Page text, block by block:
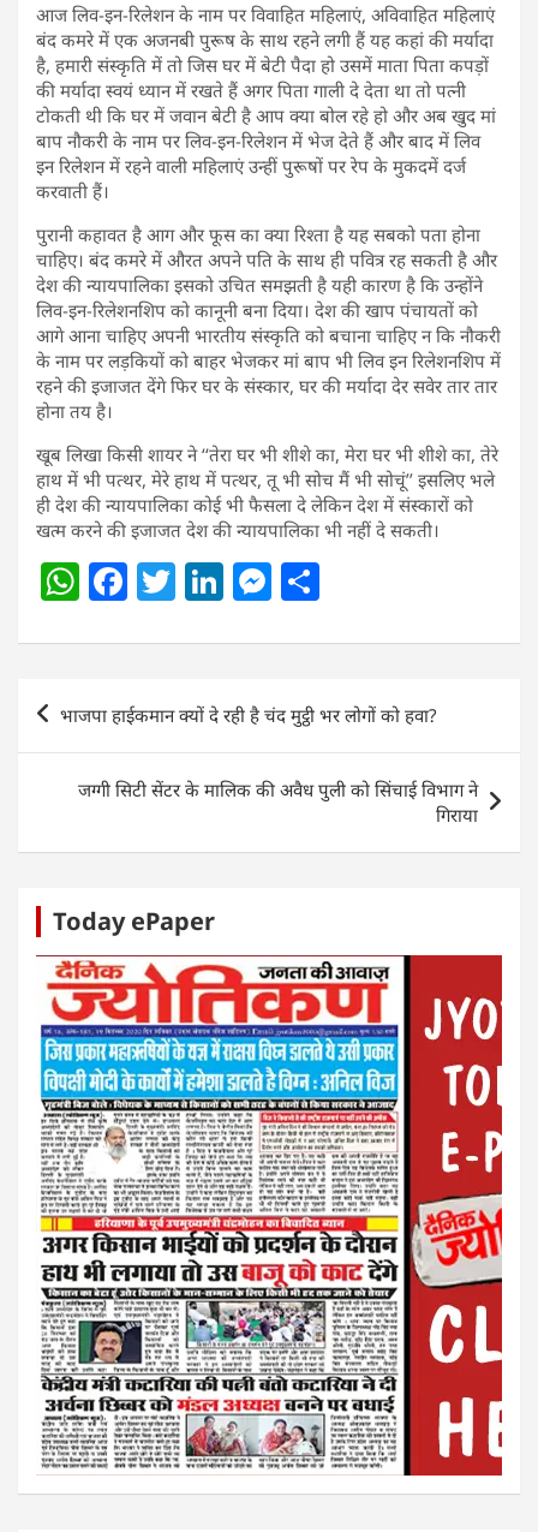
आज लिव-इन-रिलेशन के नाम पर विवाहित महिलाएं, अविवाहित महिलाएं
बंद कमरे में एक अजनबी पुरूष के साथ रहने लगी हैं यह कहां की मर्यादा
है, हमारी संस्कृति में तो जिस घर में बेटी पैदा हो उसमें माता पिता कपड़ों
की मर्यादा स्वयं ध्यान में रखते हैं अगर पिता गाली दे देता था तो पत्नी
टोकती थी कि घर में जवान बेटी है आप क्या बोल रहे हो और अब खुद मां
बाप नौकरी के नाम पर लिव-इन-रिलेशन में भेज देते हैं और बाद में लिव
इन रिलेशन में रहने वाली महिलाएं उन्हीं पुरूषों पर रेप के मुकदमें दर्ज
करवाती हैं।
पुरानी कहावत है आग और फूस का क्या रिश्ता है यह सबको पता होना
चाहिए। बंद कमरे में औरत अपने पति के साथ ही पवित्र रह सकती है और
देश की न्यायपालिका इसको उचित समझती है यही कारण है कि उन्होंने
लिव-इन-रिलेशनशिप को कानूनी बना दिया। देश की खाप पंचायतों को
आगे आना चाहिए अपनी भारतीय संस्कृति को बचाना चाहिए न कि नौकरी
के नाम पर लड़कियों को बाहर भेजकर मां बाप भी लिव इन रिलेशनशिप में
रहने की इजाजत देंगे फिर घर के संस्कार, घर की मर्यादा देर सवेर तार तार
होना तय है।
खूब लिखा किसी शायर ने ‘‘तेरा घर भी शीशे का, मेरा घर भी शीशे का, तेरे
हाथ में भी पत्थर, मेरे हाथ में पत्थर, तू भी सोच मैं भी सोचूं’’ इसलिए भले
ही देश की न्यायपालिका कोई भी फैसला दे लेकिन देश में संस्कारों को
खत्म करने की इजाजत देश की न्यायपालिका भी नहीं दे सकती।
W
at
s
A
p
p
F
c
e
b
o
o
k
T
itt
er
Li
k
e
dI
n
M
ss
e
n
g
er
ar
e
Post
navigation
भाजपा हाईकमान क्यों दे रही है चंद मुट्ठी भर लोगों को हवा?
जग्गी सिटी सेंटर के मालिक की अवैध पुली को सिंचाई विभाग ने
गिराया
Today ePaper